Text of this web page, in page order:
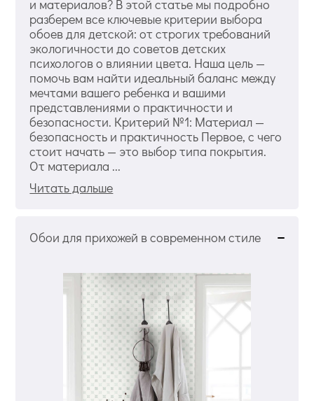
и материалов? В этой статье мы подробно
разберем все ключевые критерии выбора
обоев для детской: от строгих требований
экологичности до советов детских
психологов о влиянии цвета. Наша цель —
помочь вам найти идеальный баланс между
мечтами вашего ребенка и вашими
представлениями о практичности и
безопасности. Критерий №1: Материал —
безопасность и практичность Первое, с чего
стоит начать — это выбор типа покрытия.
От материала ...
Читать дальше
Обои для прихожей в современном стиле